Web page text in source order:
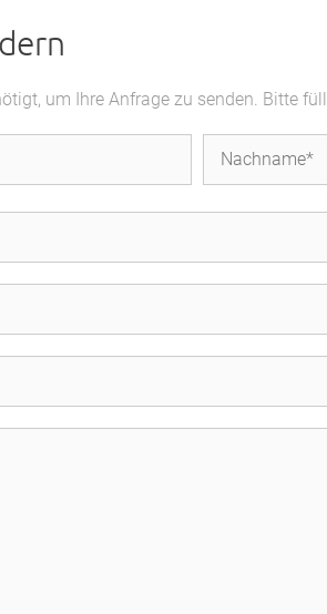
um Ihre Anfrage zu senden. Bitte